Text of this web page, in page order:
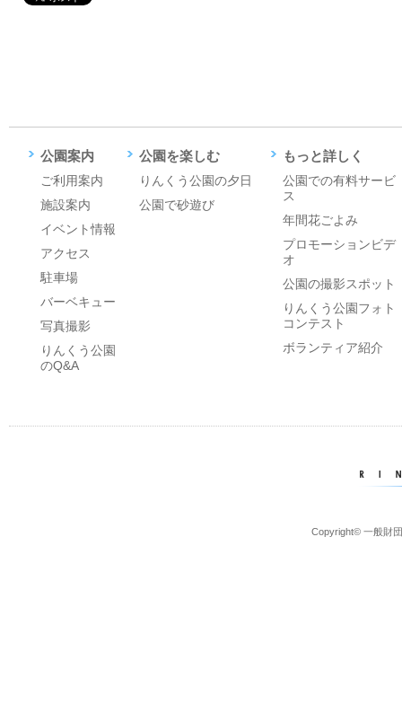
公園案内
ご利用案内
施設案内
イベント情報
アクセス
駐車場
バーベキュー
写真撮影
りんくう公園
のQ&A
公園を楽しむ
りんくう公園の夕日
公園で砂遊び
もっと詳しく
公園での有料サービ
ス
年間花ごよみ
プロモーションビデ
オ
公園の撮影スポット
りんくう公園フォト
コンテスト
ボランティア紹介
Copyright© 一般財